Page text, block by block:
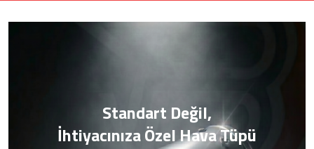
Standart Değil,
İhtiyacınıza Özel Hava Tüpü